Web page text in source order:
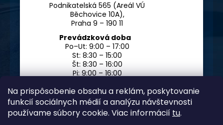
Na prispôsobenie obsahu a reklám, poskytovanie
funkcií sociálnych médií a analýzu návštevnosti
používame súbory cookie. Viac informácií tu.
Podnikatelská 565 (Areál VÚ
Běchovice 10A),
Praha 9 – 190 11
Prevádzková doba
Po–Ut: 9:00 – 17:00
St: 8:30 – 15:00
Št: 8:30 – 16:00
Pi: 9:00 – 16:00